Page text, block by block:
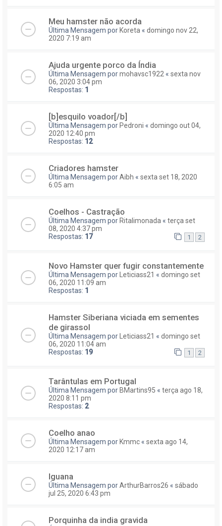
Meu hamster não acorda
Última Mensagem por Koreta « domingo nov 22,
2020 7:19 am
Ajuda urgente porco da Índia
Última Mensagem pormohavsc1922 « sexta nov
06, 2020 3:04 pm
Respostas: 1
[b]esquilo voador[/b]
Última Mensagem por Pedroni « domingo out 04,
2020 12:40 pm
Respostas: 12
Criadores hamster
Última Mensagem porAibh « sexta set 18, 2020
6:05 am
Coelhos - Castração
Última Mensagem por Ritalimonada « terça set
08, 2020 4:37 pm
Respostas: 17 1 2
Novo Hamster quer fugir constantemente
Última Mensagem por Leticiass21 « domingo set
06, 2020 11:09 am
Respostas: 1
Hamster Siberiana viciada em sementes
de girassol
Última Mensagem por Leticiass21 « domingo set
06, 2020 11:04 am
Respostas: 19 1 2
Tarântulas em Portugal
Última Mensagem por BMartins95 « terça ago 18,
2020 8:11 pm
Respostas: 2
Coelho anao
Última Mensagem por Kmmc « sexta ago 14,
2020 12:17 am
Iguana
Última Mensagem porArthurBarros26 « sábado
jul 25, 2020 6:43 pm
Porquinha da india gravida